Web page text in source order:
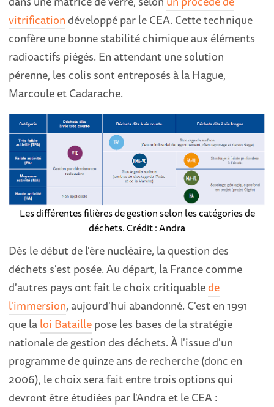
vitrification développé par le CEA. Cette technique
confère une bonne stabilité chimique aux éléments
radioactifs piégés. En attendant une solution
pérenne, les colis sont entreposés à la Hague,
Marcoule et Cadarache.
Les différentes filières de gestion selon les catégories de
déchets. Crédit : Andra
Dès le début de l'ère nucléaire, la question des
déchets s'est posée. Au départ, la France comme
d'autres pays ont fait le choix critiquablede
l'immersion, aujourd'hui abandonné. C'est en 1991
que laloi Bataillepose les bases de la stratégie
nationale de gestion des déchets. À l'issue d'un
programme de quinze ans de recherche (donc en
2006), le choix sera fait entre trois options qui
devront être étudiées par l'Andra et le CEA :